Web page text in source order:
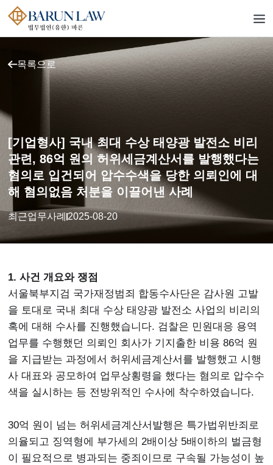
목록으로
[기업형사] 국내 최대 수상 태양광 발전소 비리
관련, 86억 원의 허위세금계산서를 발행했다는
혐의로 입건되어 압수수색을 당한 의뢰인에 대
해 혐의없음 처분을 이끌어낸 사례
최근업무사례 2025-08-20
1. 사건 개요와 쟁점
서울북부지검 국가재정범죄 합동수사단은 감사원 고발
을 토대로 국내 최대 수상 태양광 발전소 사업의 비리의
혹에 대해 수사를 진행했습니다. 검찰은 민원대응 용역
업무를 수행했던 의뢰인 회사가 기지출한 비용 86억 원
을 지급받는 과정에서 허위세금계산서를 발행했고 시행
사 대표와 공모하여 업무상횡령을 했다는 혐의로 압수수
색을 실시하는 등 전방위적인 수사에 착수하였습니다.
30억 원이 넘는 허위세금계산서발행은 특가법위반죄로
의율되고 징역형에 부가세의 2배이상 5배이하의 벌금형
이 필요적으로 병과되는 중죄이므로 구속될 가능성이 높